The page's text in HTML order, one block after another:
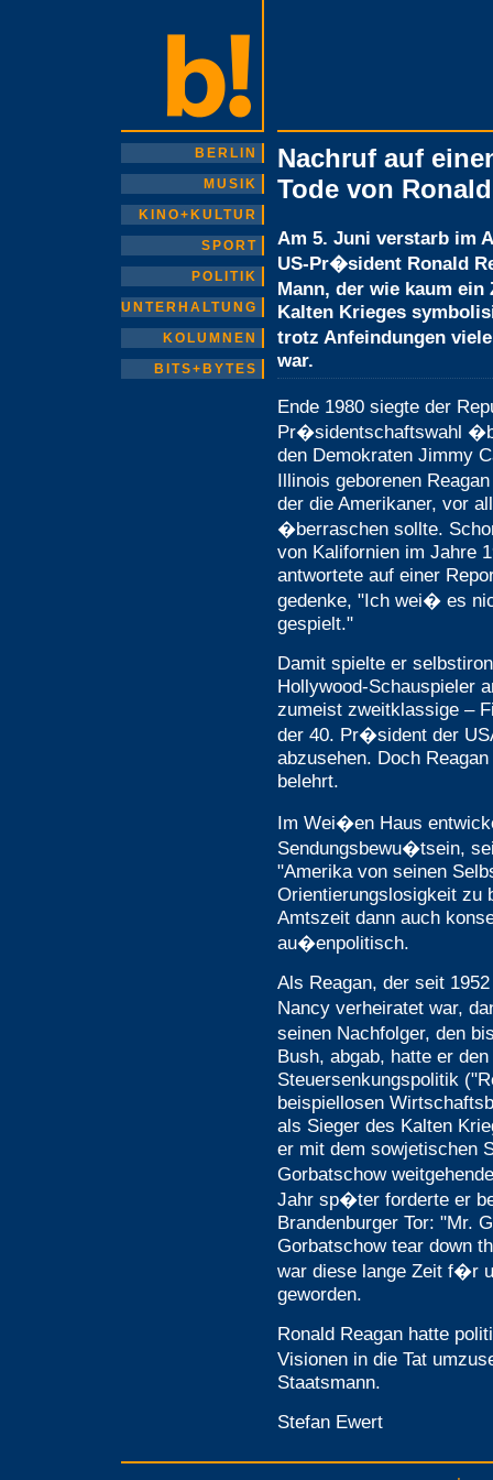
BERLIN
MUSIK
KINO+KULTUR
SPORT
POLITIK
UNTERHALTUNG
KOLUMNEN
BITS+BYTES
Nachruf auf
Tode von
Am 5. Juni verstarb im
US-Pr�sident Ronald
Mann, der wie kaum
Kalten Krieges
trotz Anfeindungen
war.
Ende 1980 siegte der
Pr�sidentschaftswahl
den Demokraten Jimmy
Illinois geborenen
der die Amerikaner, vor
�berraschen sollte.
von Kalifornien im Jahre
antwortete auf einer
gedenke, "Ich wei� es
gespielt."
Damit spielte er
Hollywood-Schauspieler
zumeist zweitklassige –
der 40. Pr�sident der
abzusehen. Doch
belehrt.
Im Wei�en Haus
Sendungsbewu�tsein,
"Amerika von seinen
Orientierungslosigkeit zu
Amtszeit dann auch
au�enpolitisch.
Als Reagan, der seit
Nancy verheiratet war,
seinen Nachfolger, den
Bush, abgab, hatte er
Steuersenkungspolitik
beispiellosen
als Sieger des Kalten
er mit dem sowjetischen
Gorbatschow
Jahr sp�ter forderte er
Brandenburger Tor: "Mr.
Gorbatschow tear down
war diese lange Zeit f�r
geworden.
Ronald Reagan hatte
Visionen in die Tat
Staatsmann.
Stefan Ewert